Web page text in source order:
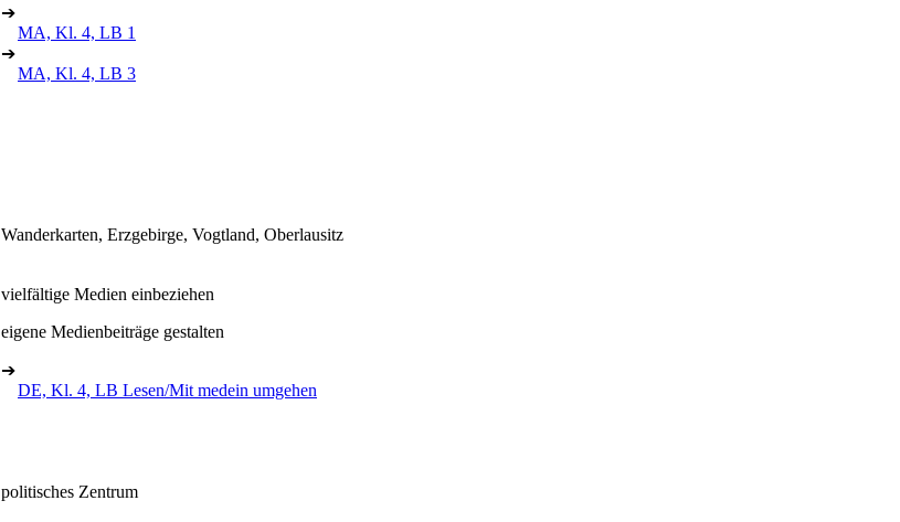
➔
MA, Kl. 4, LB 1
➔
MA, Kl. 4, LB 3
Wanderkarten, Erzgebirge, Vogtland, Oberlausitz
vielfältige Medien einbeziehen
eigene Medienbeiträge gestalten
➔
DE, Kl. 4, LB Lesen/Mit medein umgehen
politisches Zentrum